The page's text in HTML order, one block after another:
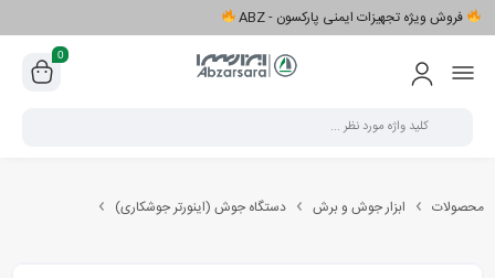
فروش ویژه تجهیزات ایمنی پارکسون - ABZ
0
محصولات ابزار جوش و برش دستگاه جوش (اینورتر جوشکاری)